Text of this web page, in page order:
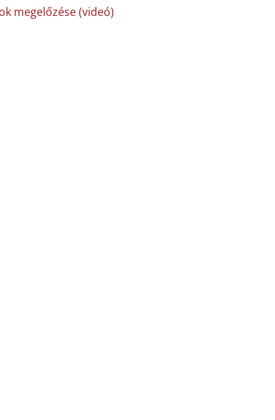
megelőzése (videó)